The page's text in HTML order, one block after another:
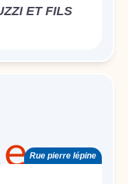
ET FILS
Rue pierre lépine